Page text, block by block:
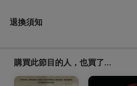
退換須知
購買此節目的人，也買了...